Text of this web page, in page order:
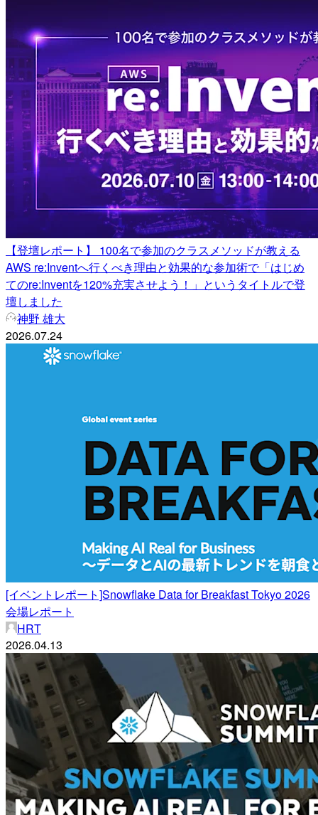
【登壇レポート】 100名で参加のクラスメソッドが教える
AWS re:Inventへ行くべき理由と効果的な参加術で「はじめ
てのre:Inventを120%充実させよう！」というタイトルで登
壇しました
神野 雄大
2026.07.24
[イベントレポート]Snowflake Data for Breakfast Tokyo 2026
会場レポート
HRT
2026.04.13